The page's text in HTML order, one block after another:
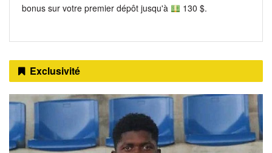
bonus sur votre premier dépôt jusqu'à
130 $.
Exclusivité